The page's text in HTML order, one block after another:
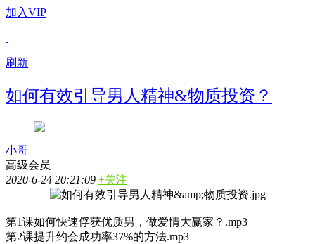
加入VIP
刷新
如何有效引导男人精神&物质投资？
小哥
高级会员
2020-6-24 20:21:09 +关注
第1课如何快速俘获优质男，做爱情大赢家？.mp3
第2课提升约会成功率37%的方法.mp3